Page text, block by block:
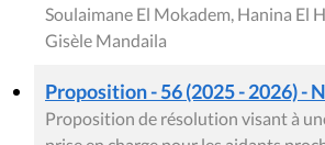
Soulaimane El Mokadem, Hanina El
Gisèle Mandaila
Proposition - 56 (2025 - 2026) -
Proposition de résolution visant à